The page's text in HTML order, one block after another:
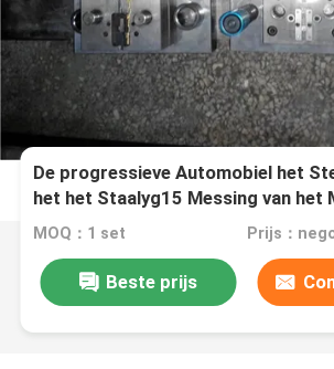
De progressieve Automobiel het
het het Staalyg15 Messing van het
Wolfram Productie van Leadframe
MOQ：1 set Prijs：
Beste prijs